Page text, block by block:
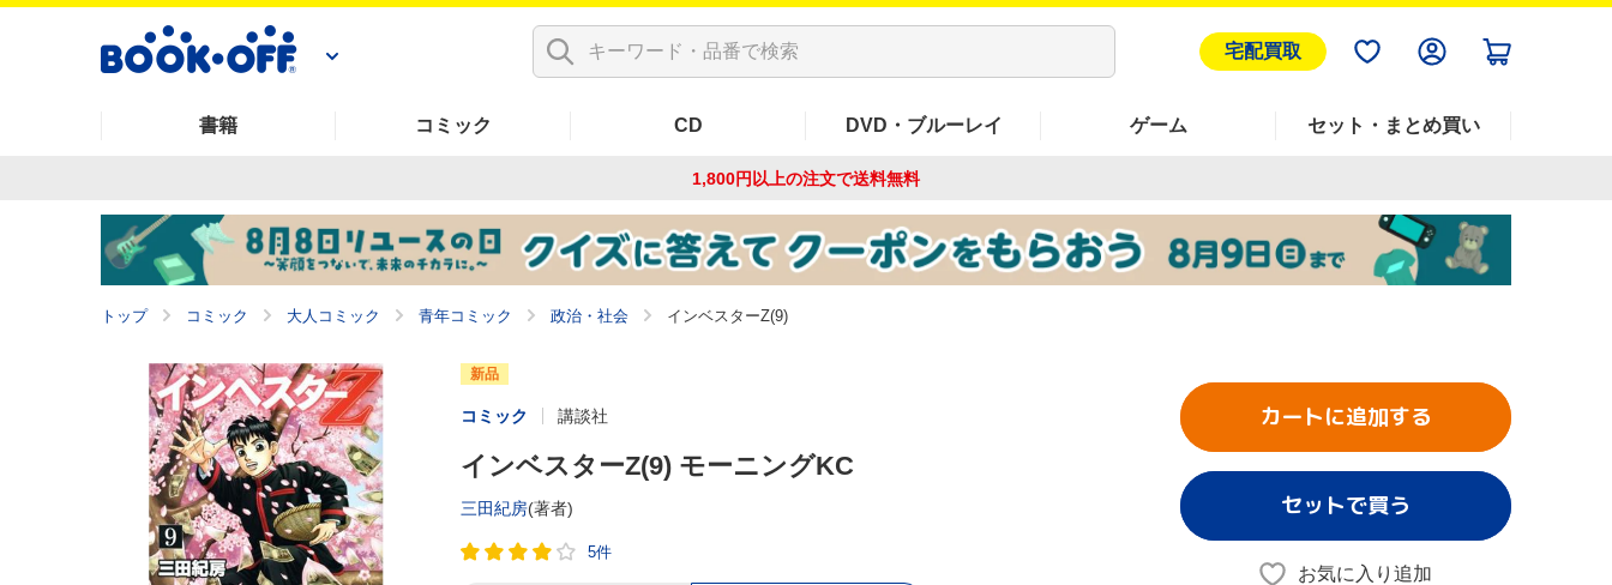
宅配買取
書籍 コミック CD DVD・ブルーレイ ゲーム セット・まとめ買い
1,800円以上の注文で送料無料
トップ コミック 大人コミック 青年コミック 政治・社会 インベスターZ(9)
新品
コミック 講談社
インベスターZ(9) モーニングKC
三田紀房(著者)
5件
カートに追加する
セットで買う
お気に入り追加